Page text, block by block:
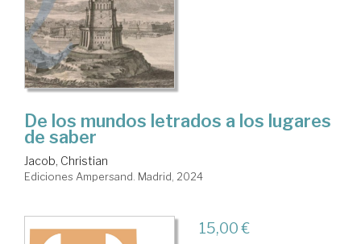
De los mundos letrados a los lugares
de saber
Jacob, Christian
Ediciones Ampersand. Madrid, 2024
15,00 €